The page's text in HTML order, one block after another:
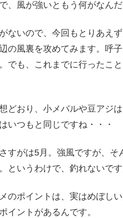
、風が強いともう何がなんだ
ないので、今回もとりあえ
の風裏を攻めてみます。呼
でも、これまでに行ったこ
どおり、小メバルや豆アジ
いつもと同じですね・・・
すがは5月。強風ですが、
というわけで、釣れないで
のポイントは、実はめぼし
イントがあるんです。